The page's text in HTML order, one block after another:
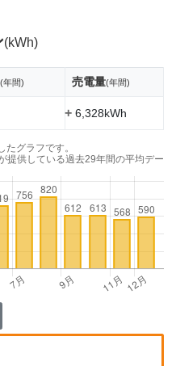
(kWh)
(年間) 売電量(年間)
+6,328kWh
グラフです。
提供している過去29年間の平均デー